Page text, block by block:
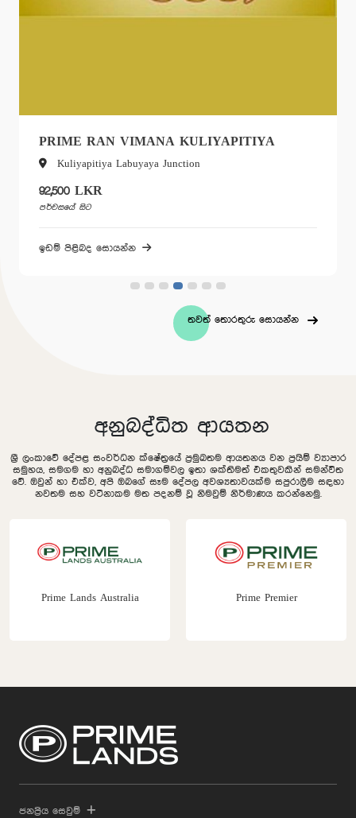
RAN VIMANA KULIYAPITIYA
Kuliyapitiya Labuyaya Junction
LKR
සිට
පිළිබද සොයන්න
තවත් තොරතුරු සොයන්න
අනුබද්ධිත ආයතන
ශ්‍රී ලංකාවේ දේපළ සංවර්ධන ක්ෂේත්‍රයේ ප්‍රමුඛතම ආයතනය වන ප්‍රයිම් ව්‍යාපාර
සමුහය, සමගම හා අනුබද්ධ සමාගම්වල ඉතා ශක්තිමත් එකතුවකින් සමන්විත
වේ. ඔවුන් හා එක්ව, අපි ඔබගේ සෑම දේපල අවශ්‍යතාවයක්ම සපුරාලීම සඳහා
නවතම සහ වටිනාකම මත පදනම් වූ නිමවුම් නිර්මාණය කරන්නෙමු.
Prime Lands Australia Prime Premier
ජනප්‍රිය සෙවුම්